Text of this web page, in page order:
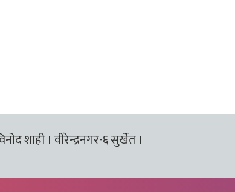
शाही । वीरेन्द्रनगर-६ सुर्खेत ।